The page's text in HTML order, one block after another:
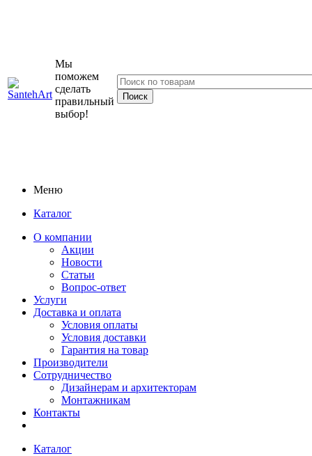
Мы
поможем
сделать
правильный
выбор!
Меню
Каталог
О компании
Акции
Новости
Статьи
Вопрос-ответ
Услуги
Доставка и оплата
Условия оплаты
Условия доставки
Гарантия на товар
Производители
Сотрудничество
Дизайнерам и архитекторам
Монтажникам
Контакты
Каталог